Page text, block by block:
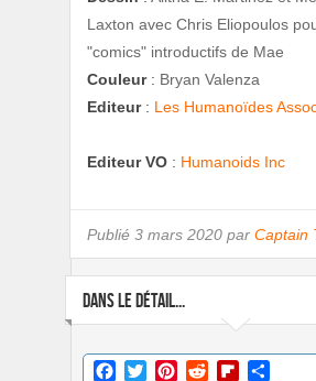
Laxton avec Chris Eliopoulos
"comics" introductifs de Mae
Couleur: Bryan Valenza
Editeur: Les Humanoïdes
Editeur VO : Humanoids Inc
Publié 3 mars 2020 par Captain
DANS LE DÉTAIL...
Facebook
TwitterPinterestRedditFlipboard